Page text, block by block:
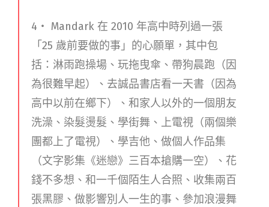
4・ Mandark 在 2010 年高中時列過一張
「25 歲前要做的事」的心願單，其中包
括：淋雨跑操場、玩拖曳傘、帶狗晨跑（因
為很難早起）、去誠品書店看一天書（因為
高中以前在鄉下）、和家人以外的一個朋友
洗澡、染髮燙髮、學街舞、上電視（兩個樂
團都上了電視）、學吉他、做個人作品集
（文字影集《迷戀》三百本搶購一空）、花
錢不多想、和一千個陌生人合照、收集兩百
張黑膠、做影響別人一生的事、參加浪漫舞